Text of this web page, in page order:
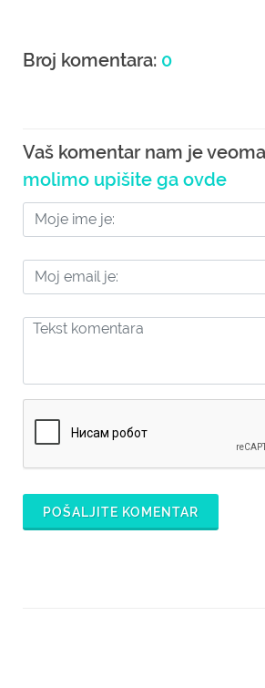
Broj komentara: 0
Vaš komentar nam je
molimo upišite ga ovde
POŠALJITE KOMENTAR